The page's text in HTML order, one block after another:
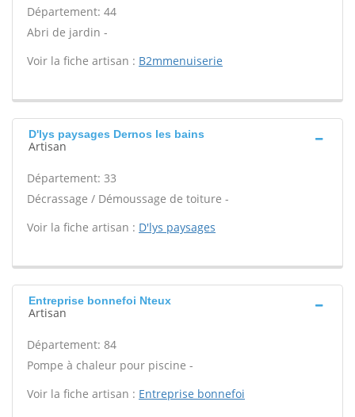
Département: 44
Abri de jardin -
Voir la fiche artisan : B2mmenuiserie
D'lys paysages Dernos les bains
Artisan
Département: 33
Décrassage / Démoussage de toiture -
Voir la fiche artisan : D'lys paysages
Entreprise bonnefoi Nteux
Artisan
Département: 84
Pompe à chaleur pour piscine -
Voir la fiche artisan : Entreprise bonnefoi